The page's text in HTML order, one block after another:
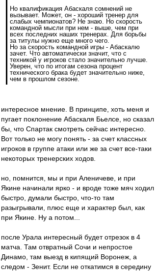
Но квалификация Абаскаля сомнений не
вызывает. Может, он - хороший тренер для
слабых чемпионатов? Не знаю. Но скорость
командной мысли при нем - выше, чем при
всех последних наших тренерах. Для борьбы
за титулы нужно еще много чего.
Но за скорость командной игры - Абаскалю
зачет. Что автоматически значит, что с
техникой у игроков стало значительно лучше.
Уверен, что по итогам сезона процент
технического брака будет значительно ниже,
чем в прошлом сезоне.
интересное мнение. В принципе, хоть меня и
пугает поклонение Абаскаля Бьелсе, но сказал
бы, что Спартак смотреть сейчас интересно.
Вот только не могу понять - за счет классных
игроков в группе атаки или же за счет все-таки
некоторых тренерских ходов.
но, помнится, мы и при Аленичеве, и при
Якине начинали ярко - и вроде тоже мяч ходил
быстро, думали быстро, что-то там
разыгрывали, плюс еще и характер был, как
при Якине. Ну а потом...
после Урала интересный будет отрезок в 4
матча. Там отвратный Сочи и непростое
Динамо, там выезд в кипящий Воронеж, а
следом - Зенит. Если не откатимся в середину